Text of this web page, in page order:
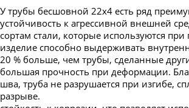
Труба бесшовная 377
Труба бесшовная 402
Труба бесшовная 426
Труба бесшовная 450
Труба бесшовная 480
Труба бесшовная 530
У трубы бесшовной 22х4 есть ряд
устойчивость к агрессивной внешней
сортам стали, которые используются при
изделие способно выдерживать
20 % больше, чем трубы, сделанные
большая прочность при деформации.
шва, труба не разрушается при изгибе,
разрыве.